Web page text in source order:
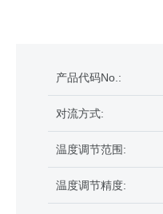
产品代码No.:
对流方式:
温度调节范围:
温度调节精度: